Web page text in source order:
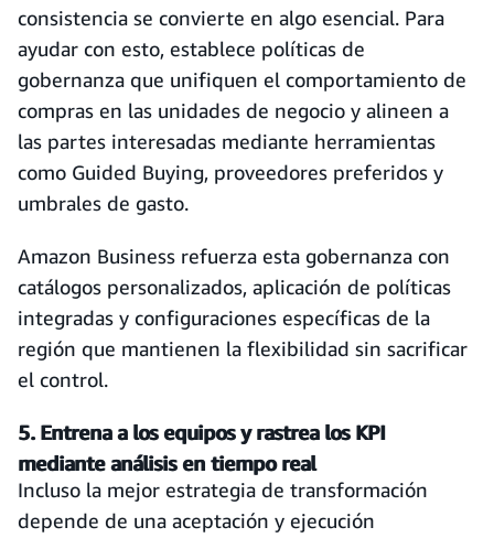
consistencia se convierte en algo esencial. Para
ayudar con esto, establece políticas de
gobernanza que unifiquen el comportamiento de
compras en las unidades de negocio y alineen a
las partes interesadas mediante herramientas
como Guided Buying, proveedores preferidos y
umbrales de gasto.
Amazon Business refuerza esta gobernanza con
catálogos personalizados, aplicación de políticas
integradas y configuraciones específicas de la
región que mantienen la flexibilidad sin sacrificar
el control.
5. Entrena a los equipos y rastrea los KPI
mediante análisis en tiempo real
Incluso la mejor estrategia de transformación
depende de una aceptación y ejecución